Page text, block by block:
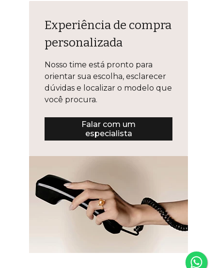
Experiência de compra
personalizada
Nosso time está pronto para
orientar sua escolha, esclarecer
dúvidas e localizar o modelo que
você procura.
Falar com um
especialista